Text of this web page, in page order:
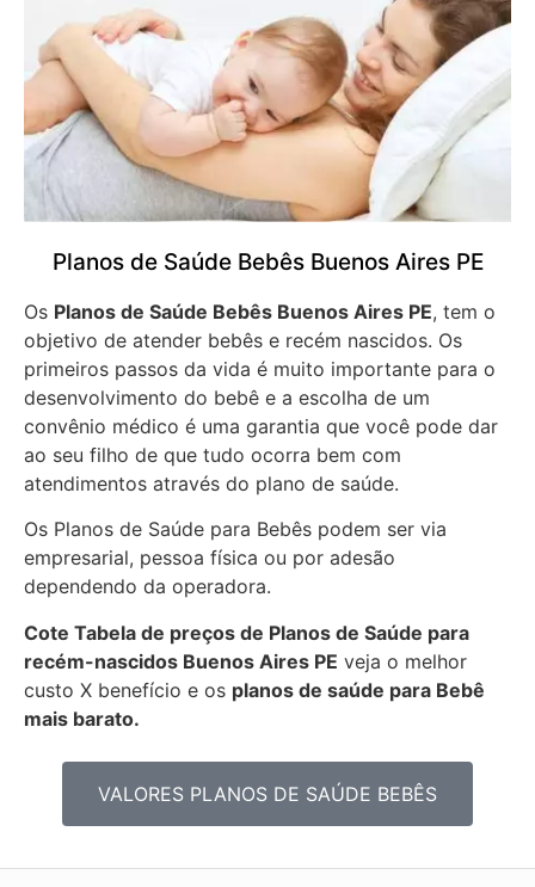
Planos de Saúde Bebês Buenos Aires PE
Os Planos de Saúde Bebês Buenos Aires PE, tem o
objetivo de atender bebês e recém nascidos. Os
primeiros passos da vida é muito importante para o
desenvolvimento do bebê e a escolha de um
convênio médico é uma garantia que você pode dar
ao seu filho de que tudo ocorra bem com
atendimentos através do plano de saúde.
Os Planos de Saúde para Bebês podem ser via
empresarial, pessoa física ou por adesão
dependendo da operadora.
Cote Tabela de preços de Planos de Saúde para
recém-nascidos Buenos Aires PE veja o melhor
custo X benefício e os planos de saúde para Bebê
mais barato.
VALORES PLANOS DE SAÚDE BEBÊS